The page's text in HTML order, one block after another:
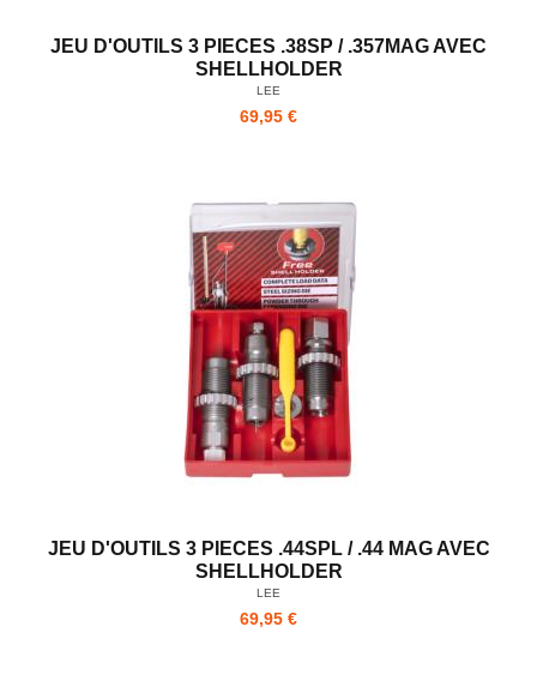
JEU D'OUTILS 3 PIECES .38SP / .357MAG AVEC
SHELLHOLDER
LEE
69,95 €
JEU D'OUTILS 3 PIECES .44SPL / .44 MAG AVEC
SHELLHOLDER
LEE
69,95 €